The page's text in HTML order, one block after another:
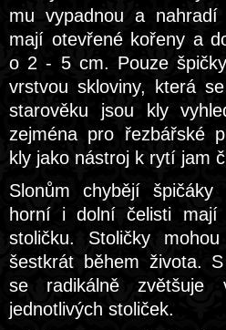
mu vypadnou a
mají otevřené kořeny a
o 2 - 5 cm. Pouze
vrstvou skloviny, která
starověku jsou kly
zejména pro řezbářské
kly jako nástroj k rytí jam
Slonům chybějí
horní i dolní čelisti mají
stoličku. Stoličky
šestkrát během života.
se radikálně zvětšuje
jednotlivých stoliček.